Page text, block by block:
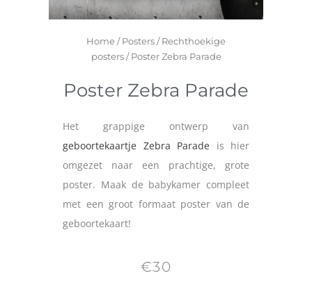
Home/Posters/Rechthoekige
posters/ Poster Zebra Parade
Poster Zebra Parade
Het grappige ontwerp van
geboortekaartje Zebra Parade is hier
omgezet naar een prachtige, grote
poster. Maak de babykamer compleet
met een groot formaat poster van de
geboortekaart!
€30